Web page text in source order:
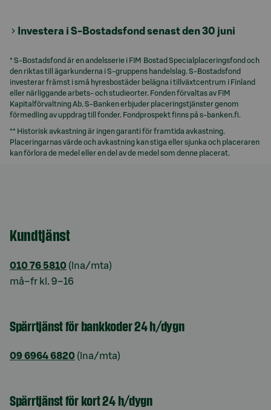
Investera i S-Bostadsfond senast den 30 juni
* S-Bostadsfond är en andelsserie i FIM Bostad Specialplaceringsfond och
den riktas till ägarkunderna i S-gruppens handelslag. S-Bostadsfond
investerar främst i små hyresbostäder belägna i tillväxtcentrum i Finland
eller närliggande arbets- och studieorter. Fonden förvaltas av FIM
Kapitalförvaltning Ab. S-Banken erbjuder placeringstjänster genom
förmedling av uppdrag till fonder. Fondprospekt finns på s-banken.fi.
** Historisk avkastning är ingen garanti för framtida avkastning.
Placeringarnas värde och avkastning kan stiga eller sjunka och placeraren
kan förlora de medel eller en del av de medel som denne placerat.
Kundtjänst
010 76 5810 (lna/mta)
må–fr kl. 9–16
Spärrtjänst för bankkoder 24 h/dygn
09 6964 6820 (lna/mta)
Spärrtjänst för kort 24 h/dygn